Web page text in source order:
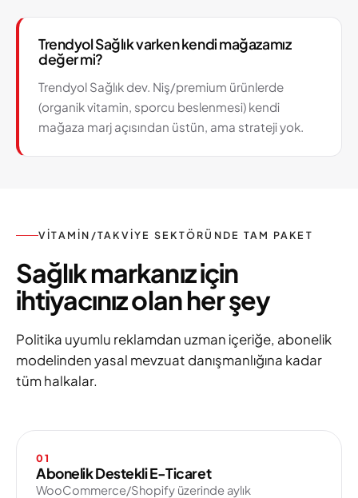
Trendyol Sağlık varken kendi mağazamız
değer mi?
Trendyol Sağlık dev. Niş/premium ürünlerde
(organik vitamin, sporcu beslenmesi) kendi
mağaza marj açısından üstün, ama strateji yok.
VITAMIN/TAKVIYE SEKTÖRÜNDE TAM PAKET
Sağlık markanız için
ihtiyacınız olan her şey
Politika uyumlu reklamdan uzman içeriğe, abonelik
modelinden yasal mevzuat danışmanlığına kadar
tüm halkalar.
01
Abonelik Destekli E-Ticaret
WooCommerce/Shopify üzerinde aylık